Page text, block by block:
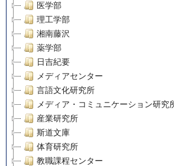
医学部
理工学部
湘南藤沢
薬学部
日吉紀要
メディアセンター
言語文化研究所
メディア・コミュニケーション研究
産業研究所
斯道文庫
体育研究所
教職課程センター